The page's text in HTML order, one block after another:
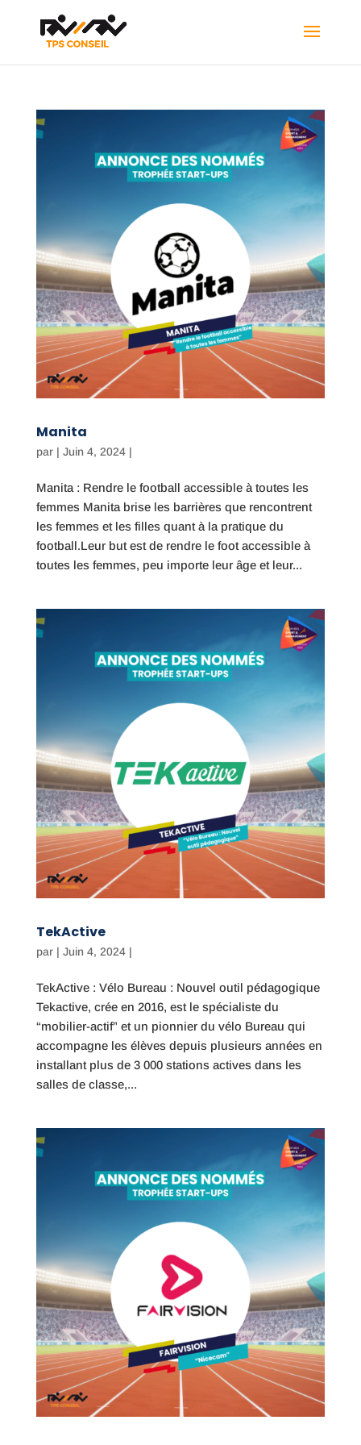
Manita
par | Juin 4, 2024|
Manita : Rendre le football accessible à toutes les
femmes Manita brise les barrières que rencontrent
les femmes et les filles quant à la pratique du
football.Leur but est de rendre le foot accessible à
toutes les femmes, peu importe leur âge et leur...
TekActive
par | Juin 4, 2024|
TekActive : Vélo Bureau : Nouvel outil pédagogique
Tekactive, crée en 2016, est le spécialiste du
“mobilier-actif” et un pionnier du vélo Bureau qui
accompagne les élèves depuis plusieurs années en
installant plus de 3 000 stations actives dans les
salles de classe,...